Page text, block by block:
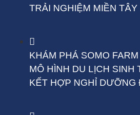
TRẢI NGHIỆM MIỀN TÂY
KHÁM PHÁ SOMO
MÔ HÌNH DU LỊCH SINH
KẾT HỢP NGHỈ